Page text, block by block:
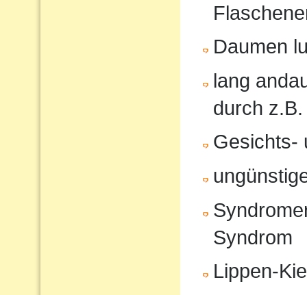
Daumen
lang
durch
Gesichts-
Syndrom
Lippen-